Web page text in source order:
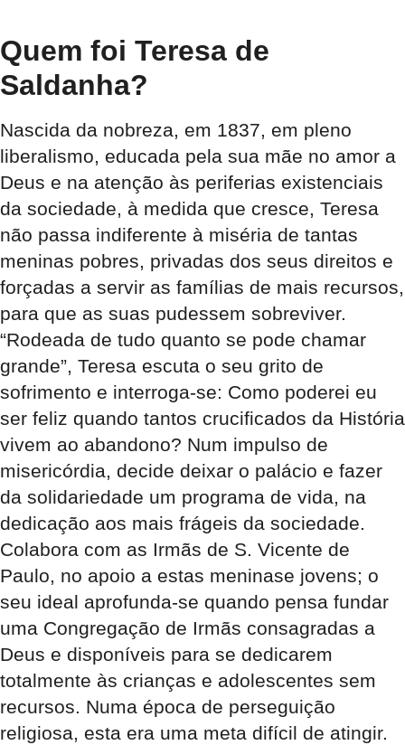
Quem foi Teresa de
Saldanha?
Nascida da nobreza, em 1837, em pleno
liberalismo, educada pela sua mãe no amor a
Deus e na atenção às periferias existenciais
da sociedade, à medida que cresce, Teresa
não passa indiferente à miséria de tantas
meninas pobres, privadas dos seus direitos e
forçadas a servir as famílias de mais recursos,
para que as suas pudessem sobreviver.
“Rodeada de tudo quanto se pode chamar
grande”, Teresa escuta o seu grito de
sofrimento e interroga-se: Como poderei eu
ser feliz quando tantos crucificados da História
vivem ao abandono? Num impulso de
misericórdia, decide deixar o palácio e fazer
da solidariedade um programa de vida, na
dedicação aos mais frágeis da sociedade.
Colabora com as Irmãs de S. Vicente de
Paulo, no apoio a estas meninase jovens; o
seu ideal aprofunda-se quando pensa fundar
uma Congregação de Irmãs consagradas a
Deus e disponíveis para se dedicarem
totalmente às crianças e adolescentes sem
recursos. Numa época de perseguição
religiosa, esta era uma meta difícil de atingir.